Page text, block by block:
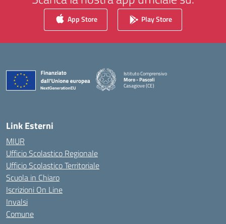
App Store Play Store
Istituto Comprensivo
Moro - Pascoli
Casagiove (CE)
— Visita la pagina iniziale della scuola
Link Esterni
MIUR
Ufficio Scolastico Regionale
Ufficio Scolastico Territoriale
Scuola in Chiaro
Iscrizioni On Line
Invalsi
Comune